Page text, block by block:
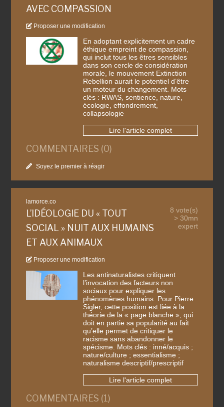
AVEC COMPASSION
Proposer une modification
En adoptant explicitement un cadre
éthique empreint de compassion,
qui inclut tous les êtres sensibles
dans son cercle de considération
morale, le mouvement Extinction
Rebellion aurait le potentiel d’être
un moteur du changement. Mots
clés : RWAS, sentience, nature,
écologie, effondrement,
collapsologie
Lire l'article complet
COMMENTAIRES (0)
Soyez le premier à réagir
lamorce.co
L’IDÉOLOGIE DU « TOUT
SOCIAL » NUIT AUX HUMAINS
ET AUX ANIMAUX
Proposer une modification
8 vote(s)
> 30mn
expert
Les antinaturalistes critiquent
l’invocation des facteurs non
sociaux pour expliquer les
phénomènes humains. Pour Pierre
Sigler, cette position est liée à la
théorie de la « page blanche », qui
doit en partie sa popularité au fait
qu’elle permet de critiquer le
racisme sans abandonner le
spécisme. Mots clés : inné/acquis ;
nature/culture ; essentialisme ;
naturalisme descriptif/prescriptif
Lire l'article complet
COMMENTAIRES (1)